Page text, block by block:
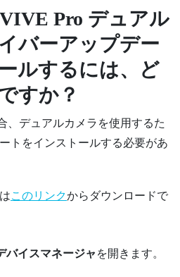
VIVE Pro デュアル
バーアップデー
ルするには、ど
すか？
、デュアルカメラを使用するた
トをインストールする必要があ
このリンクからダウンロードで
バイスマネージャ を開きます。